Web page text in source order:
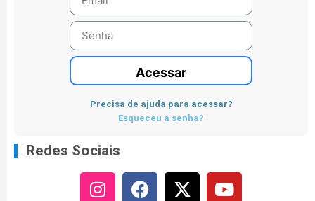
Acessar
Precisa de ajuda para acessar?
Esqueceu a senha?
Redes Sociais